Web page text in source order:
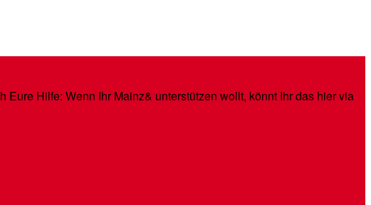
Hilfe: Wenn Ihr Mainz& unterstützen wollt, könnt Ihr das hier via